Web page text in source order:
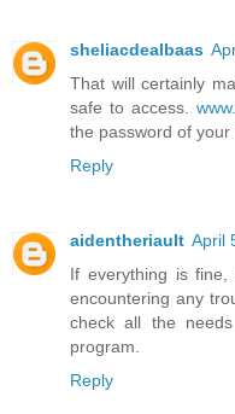
sheliacdealbaas
That will certainly
safe to access.
the password of your
Reply
aidentheriault April
If everything is
encountering any
check all the
program.
Reply